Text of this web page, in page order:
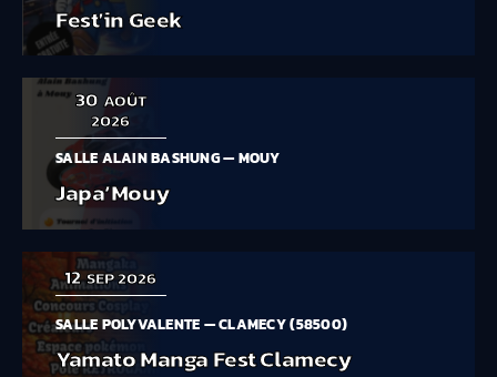
Fest’in Geek
30 AOÛT
2026
SALLE ALAIN BASHUNG — MOUY
Japa’Mouy
12 SEP 2026
SALLE POLYVALENTE — CLAMECY (58500)
Yamato Manga Fest Clamecy